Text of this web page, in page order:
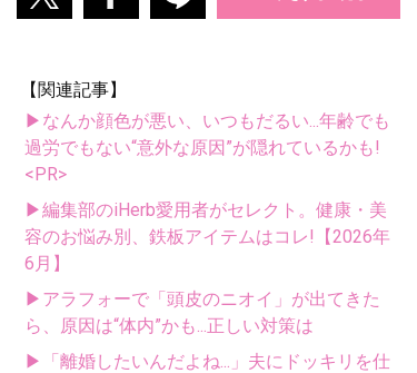
【関連記事】
▶なんか顔色が悪い、いつもだるい...年齢でも
過労でもない“意外な原因”が隠れているかも!
<PR>
▶編集部のiHerb愛用者がセレクト。健康・美
容のお悩み別、鉄板アイテムはコレ!【2026年
6月】
▶アラフォーで「頭皮のニオイ」が出てきた
ら、原因は“体内”かも...正しい対策は
▶「離婚したいんだよね...」夫にドッキリを仕